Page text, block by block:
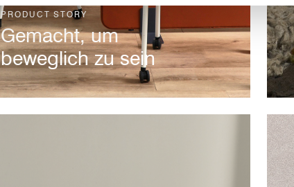
PRODUCT STORY
Gemacht, um
beweglich zu sein
RePlay Zero 170 ist der
Neuzugang innerhalb unseres